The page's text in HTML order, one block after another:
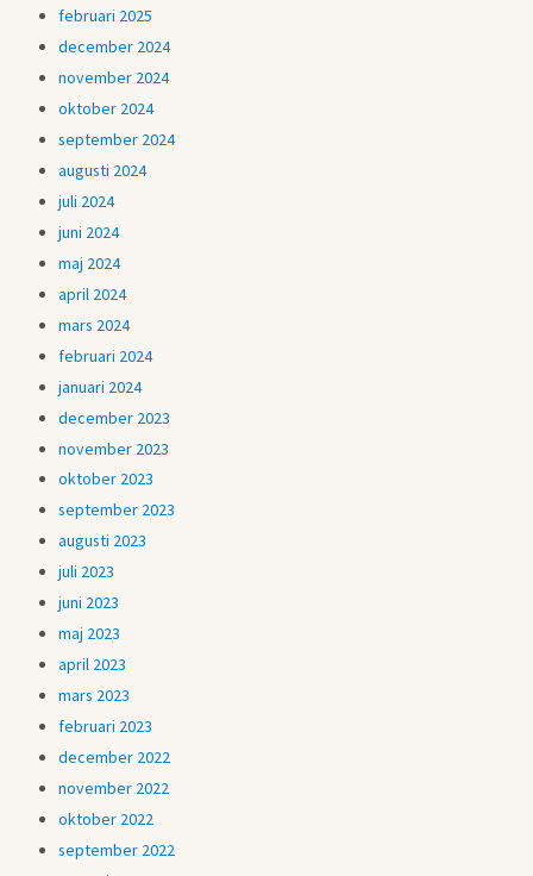
februari 2025
december 2024
november 2024
oktober 2024
september 2024
augusti 2024
juli 2024
juni 2024
maj 2024
april 2024
mars 2024
februari 2024
januari 2024
december 2023
november 2023
oktober 2023
september 2023
augusti 2023
juli 2023
juni 2023
maj 2023
april 2023
mars 2023
februari 2023
december 2022
november 2022
oktober 2022
september 2022